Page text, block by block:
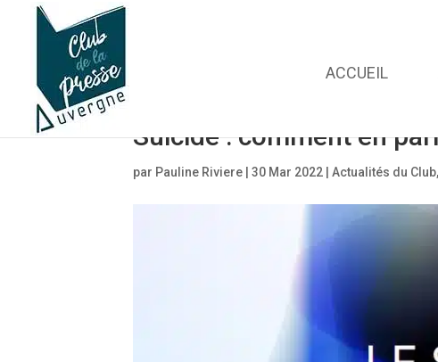
ACCUEIL
Suicide : comment en
par Pauline Riviere |30 Mar 2022 |Actualités du Club